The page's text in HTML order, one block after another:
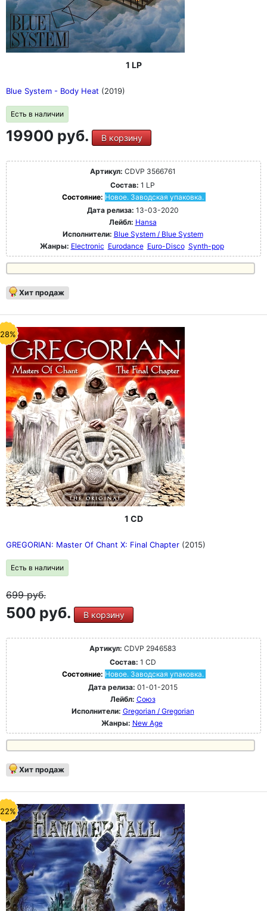
1 LP
Blue System - Body Heat (2019)
Есть в наличии
19900 руб. В корзину
Артикул: CDVP 3566761
Состав: 1 LP
Состояние: Новое. Заводская упаковка.
Дата релиза: 13-03-2020
Лейбл: Hansa
Исполнители: Blue System / Blue System
Жанры: Electronic Eurodance Euro-Disco Synth-pop
Хит продаж
1 CD
GREGORIAN: Master Of Chant X: Final Chapter (2015)
Есть в наличии
699руб.
500 руб. В корзину
Артикул: CDVP 2946583
Состав: 1 CD
Состояние: Новое. Заводская упаковка.
Дата релиза: 01-01-2015
Лейбл: Союз
Исполнители: Gregorian / Gregorian
Жанры: New Age
Хит продаж